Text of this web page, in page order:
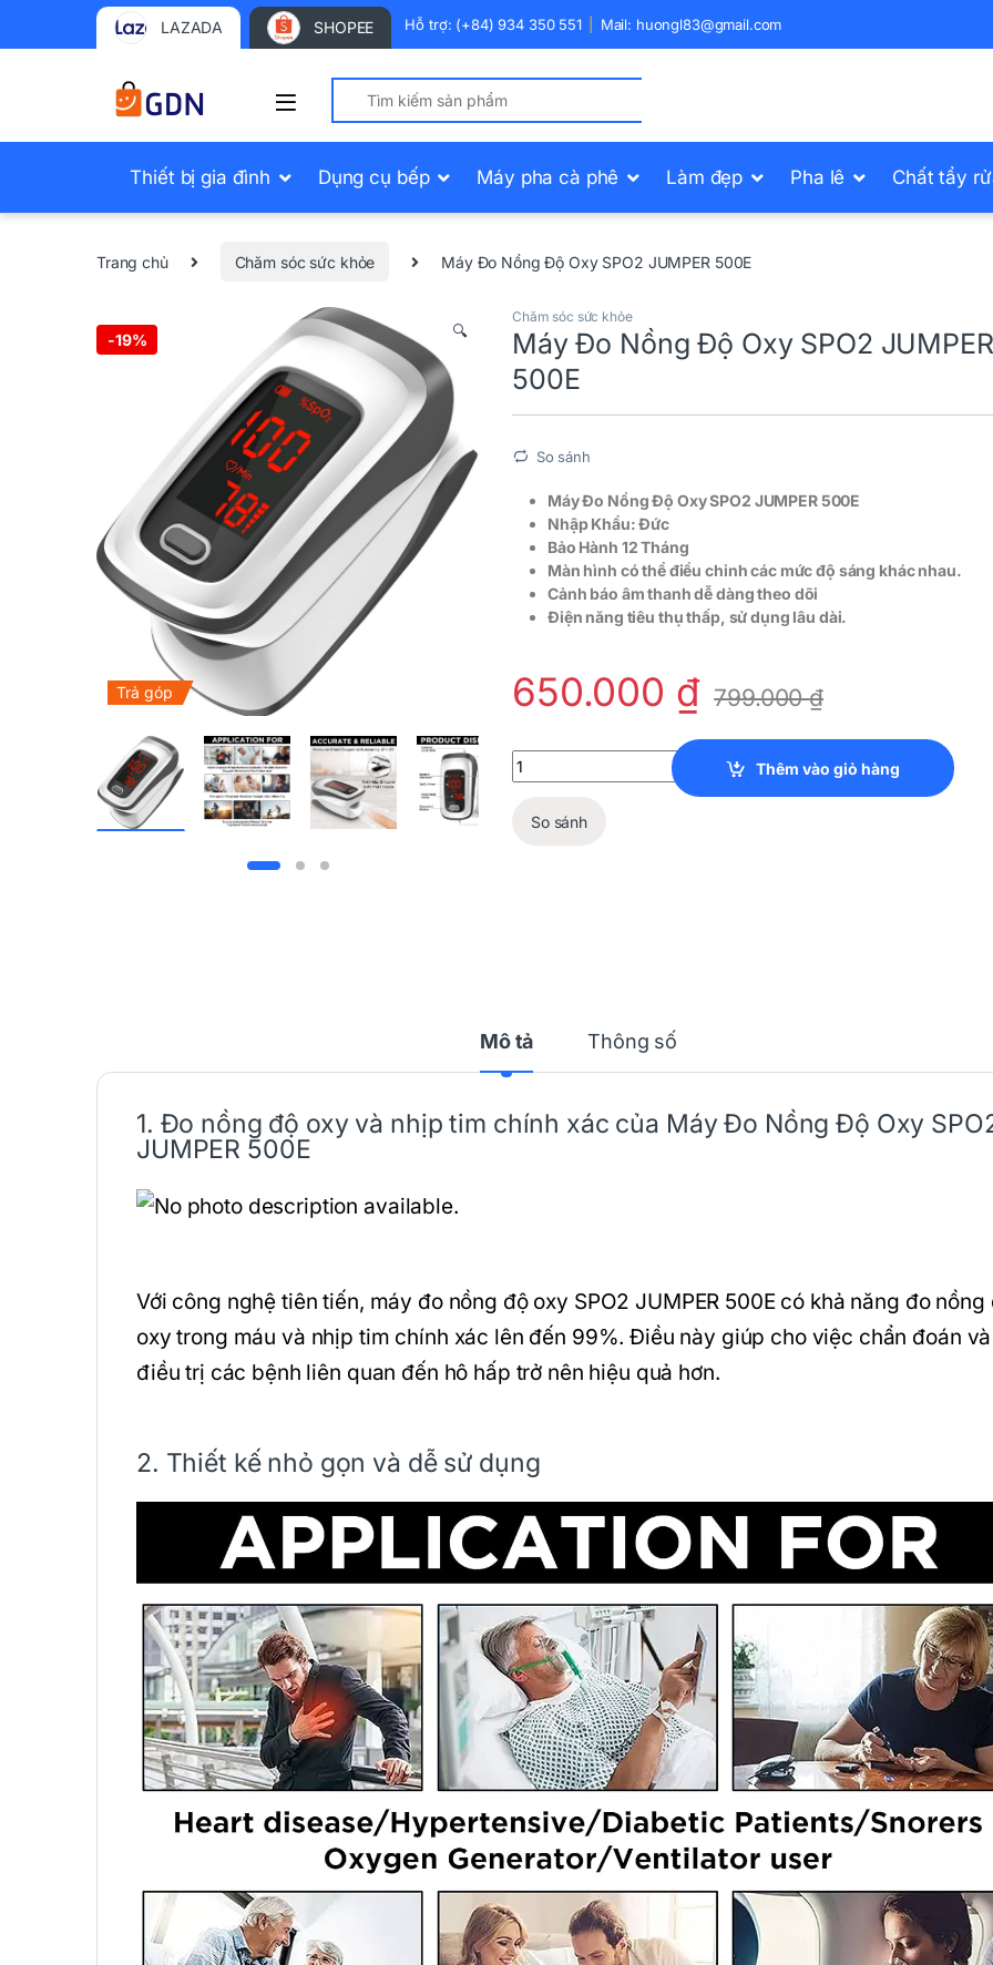
LAZADA SHOPEE Hỗ trợ: (+84) 934 350 551 Mail: huongl83@gmail.com
Search for:
Thiết bị gia đình Dụng cụ bếp Máy pha cà phê Làm đẹp Pha lê Chất tẩy
Trang chủ Chăm sóc sức khỏe Máy Đo Nồng Độ Oxy SPO2 JUMPER 500E
-19% 🔍
Trả góp
Chăm sóc sức khỏe
Máy Đo Nồng Độ Oxy SPO2 JUMPER
500E
So sánh
Máy Đo Nồng Độ Oxy SPO2 JUMPER 500E
Nhập Khẩu: Đức
Bảo Hành 12 Tháng
Màn hình có thể điều chỉnh các mức độ sáng khác nhau.
Cảnh báo âm thanh dễ dàng theo dõi
Điện năng tiêu thụ thấp, sử dụng lâu dài.
650.000 ₫ 799.000₫
Máy Đo Nồng Độ Oxy SPO2 JUMPER 500E quantity
Thêm vào giỏ hàng
So sánh
Mô tả Thông số
1. Đo nồng độ oxy và nhịp tim chính xác của Máy Đo Nồng Độ Oxy
JUMPER 500E
Với công nghệ tiên tiến, máy đo nồng độ oxy SPO2 JUMPER 500E có khả năng đo nồng
oxy trong máu và nhịp tim chính xác lên đến 99%. Điều này giúp cho việc chẩn đoán và
điều trị các bệnh liên quan đến hô hấp trở nên hiệu quả hơn.
2. Thiết kế nhỏ gọn và dễ sử dụng